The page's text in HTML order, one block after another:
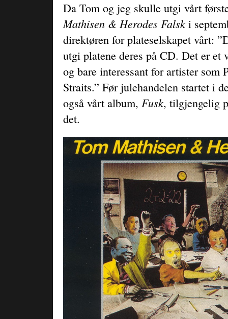
Da Tom og jeg skulle utgi vårt
Mathisen & Herodes Falsk i
direktøren for plateselskapet vårt:
utgi platene deres på CD. Det er et
og bare interessant for artister som
Straits.” Før julehandelen startet i
også vårt album,Fusk, tilgjengelig
det.